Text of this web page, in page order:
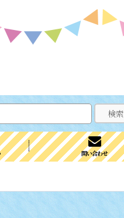
検索
問い合わせ